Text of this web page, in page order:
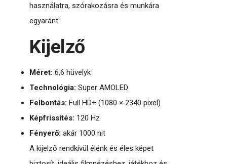
használatra, szórakozásra és munkára
egyaránt.
Kijelző
Méret: 6,6 hüvelyk
Technológia: Super AMOLED
Felbontás: Full HD+ (1080 × 2340 pixel)
Képfrissítés: 120 Hz
Fényerő: akár 1000 nit
A kijelző rendkívül élénk és éles képet